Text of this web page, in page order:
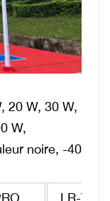
20 W, 30 W,
W,
noire, -40
LR-V4-